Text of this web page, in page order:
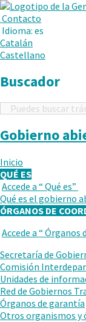
.
Abrir
en
una
nueva
Menú
Contacto
Idioma: es
Catalán
Castellano
Buscador
Gobierno
Inicio
QUÉ ES
VUELVE
AL
NIVEL
ANTERIOR
Accede a “ Qué es”
Qué es el gobierno
ÓRGANOS DE
VUELVE
AL
NIVEL
ANTERIOR
Accede a “ Órganos
Secretaría de
Comisión
Unidades de
Red de Gobiernos
Órganos de garantía
Otros organismos y